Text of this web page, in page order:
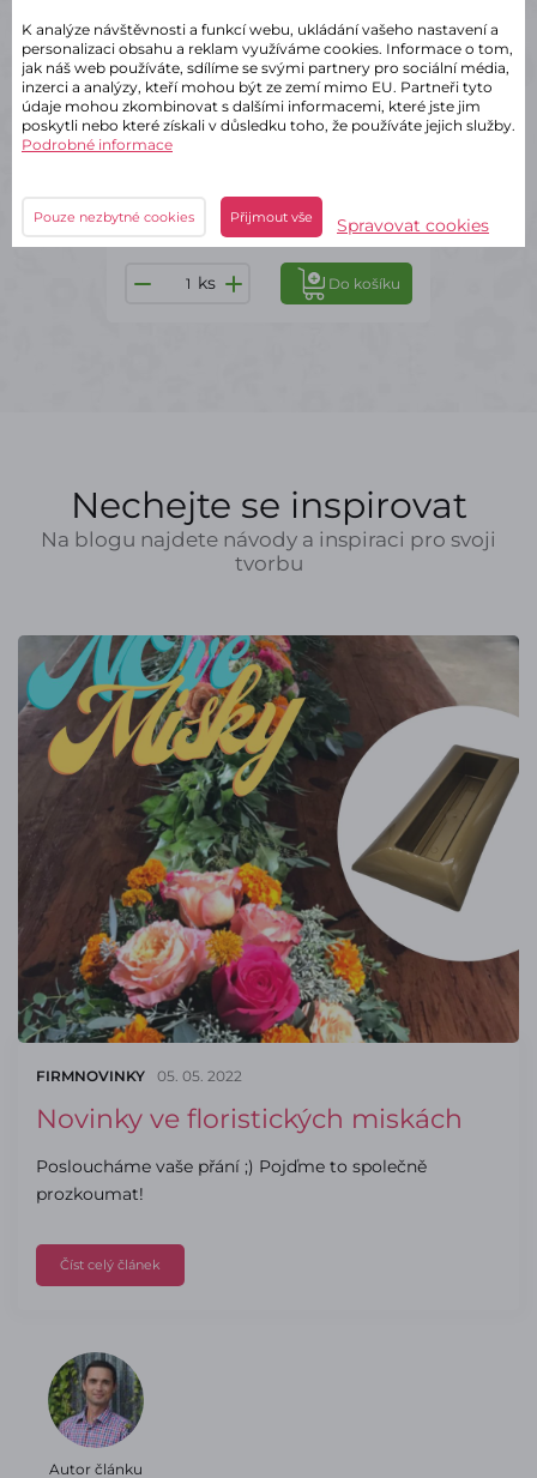
✔ Skladem – odeslání do 2 dnů
110 Kč s DPH
ks Do košíku
Nechejte se inspirovat
Na blogu najdete návody a inspiraci pro svoji
tvorbu
FIRMNOVINKY 05. 05. 2022
Novinky ve floristických miskách
Posloucháme vaše přání ;) Pojďme to společně
prozkoumat!
Číst celý článek
Autor článku
K analýze návštěvnosti a funkcí webu, ukládání vašeho nastavení a
personalizaci obsahu a reklam využíváme cookies. Informace o tom,
jak náš web používáte, sdílíme se svými partnery pro sociální média,
inzerci a analýzy, kteří mohou být ze zemí mimo EU. Partneři tyto
údaje mohou zkombinovat s dalšími informacemi, které jste jim
poskytli nebo které získali v důsledku toho, že používáte jejich služby.
Podrobné informace
Pouze nezbytné cookies Přijmout vše Spravovat cookies